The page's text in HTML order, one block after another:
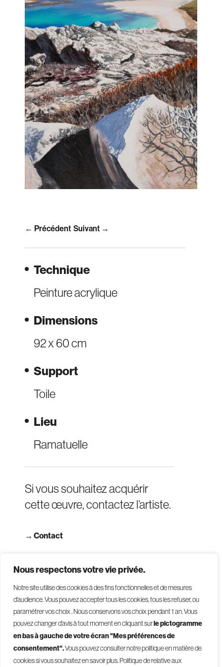
Nous respectons votre vie privée.
Notre site utilise des cookies à des fins fonctionnelles et de mesures
d’audience. Vous pouvez accepter tous les cookies, tous les refuser, ou
paramétrer vos choix . Nous conservons vos choix pendant 1 an.Vous
pouvez changer d’avis à tout moment en cliquant surle pictogramme
en bas à gauche de votre écran "Mes préférences de
consentement".Vous pouvez consulter notre politique en matière de
cookies si vous souhaitez en savoir plus.Politique de relative aux
Technique
Peinture acrylique
Dimensions
92 x 60 cm
Support
Toile
Lieu
Ramatuelle
Si vous souhaitez acquérir
cette œuvre, contactez l’artiste.
→ Contact
← Précédent Suivant →
© 2026 - Givelet